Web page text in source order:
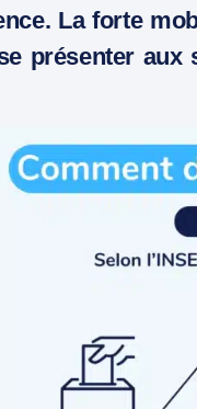
La forte
présenter aux